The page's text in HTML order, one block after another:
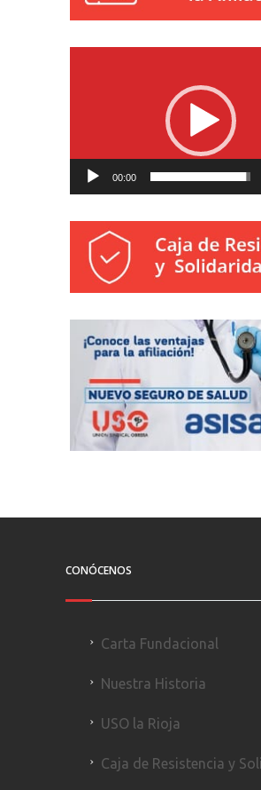
00:00
CONÓCENOS
Carta Fundacional
Nuestra Historia
USO la Rioja
Caja de Resistencia y